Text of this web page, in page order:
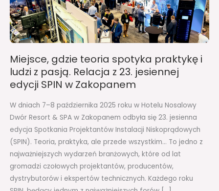
Miejsce, gdzie teoria spotyka praktykę i
ludzi z pasją. Relacja z 23. jesiennej
edycji SPIN w Zakopanem
W dniach 7–8 października 2025 roku w Hotelu Nosalowy
Dwór Resort & SPA w Zakopanem odbyła się 23. jesienna
edycja Spotkania Projektantów Instalacji Niskoprądowych
(SPIN). Teoria, praktyka, ale przede wszystkim… To jedno z
najważniejszych wydarzeń branżowych, które od lat
gromadzi czołowych projektantów, producentów,
dystrybutorów i ekspertów technicznych. Każdego roku
i
ludzi
z
pasją.
Relacja
z
23.
jesiennej
edycji
SPIN
w
Zakopanem